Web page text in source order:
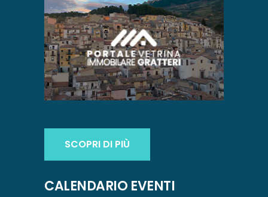
SCOPRI DI PIÙ
CALENDARIO EVENTI